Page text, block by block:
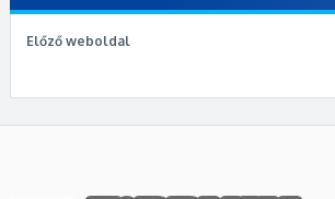
Előző weboldal